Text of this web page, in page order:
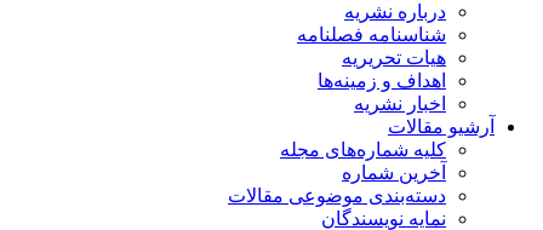
درباره نشریه
شناسنامه فصلنامه
هیات تحریریه
اهداف و زمینه‌ها
اخبار نشریه
آرشیو مقالات
کلیه شماره‌های مجله
آخرین شماره
دسته‌بندی موضوعی مقالات
نمایه نویسندگان